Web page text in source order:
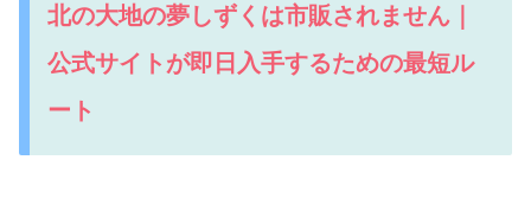
北の大地の夢しずくは市販されません｜
公式サイトが即日入手するための最短ル
ート